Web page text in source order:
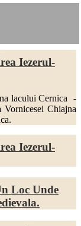
Iezerul-
lacului Cernica -
Chiajna
Iezerul-
Loc Unde